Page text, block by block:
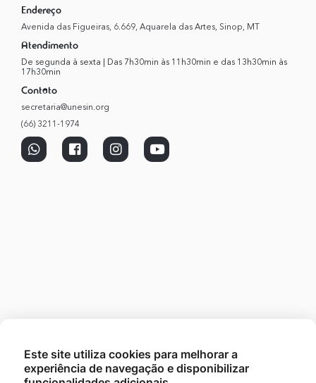
Endereço
Avenida das Figueiras, 6.669, Aquarela das Artes, Sinop, MT
Atendimento
De segunda à sexta | Das 7h30min às 11h30min e das 13h30min às
17h30min
Contato
secretaria@unesin.org
(66) 3211-1974
Este site utiliza cookies para melhorar a
experiência de navegação e disponibilizar